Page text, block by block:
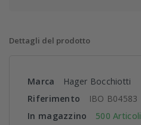
Dettagli del prodotto
Marca
Hager Bocchiotti
Riferimento
IBO B04583
In magazzino
500 Articoli